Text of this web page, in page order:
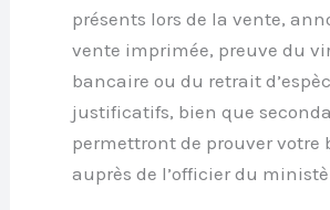
présents lors de la vente,
vente imprimée, preuve du
bancaire ou du retrait
justificatifs, bien que
permettront de prouver votre
auprès de l’officier du